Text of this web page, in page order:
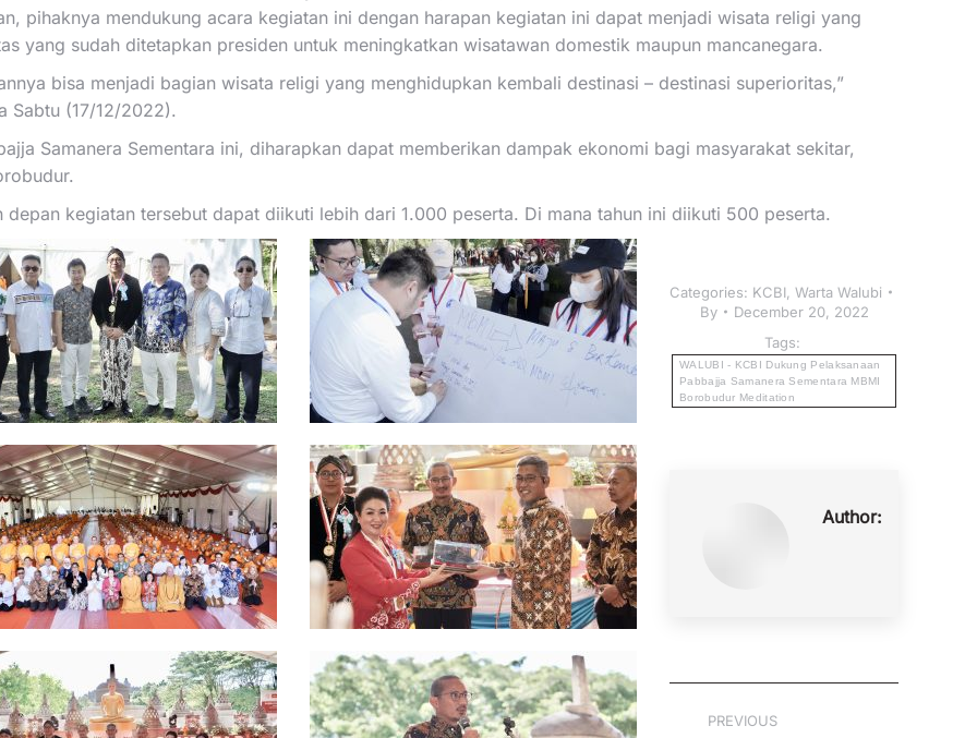
pihaknya mendukung acara kegiatan ini dengan harapan kegiatan ini dapat menjadi wisata religi yang
yang sudah ditetapkan presiden untuk meningkatkan wisatawan domestik maupun mancanegara.
bisa menjadi bagian wisata religi yang menghidupkan kembali destinasi – destinasi superioritas,”
Sabtu (17/12/2022).
Samanera Sementara ini, diharapkan dapat memberikan dampak ekonomi bagi masyarakat sekitar,
kegiatan tersebut dapat diikuti lebih dari 1.000 peserta. Di mana tahun ini diikuti 500 peserta.
Categories: KCBI, Warta Walubi
By
December 20, 2022
Tags:
WALUBI - KCBI Dukung Pelaksanaan
Pabbajja Samanera Sementara MBMI
Borobudur Meditation
Author:
PREVIOUS